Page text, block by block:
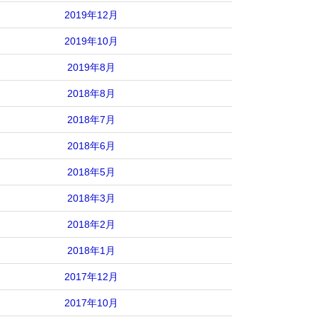
2019年12月
2019年10月
2019年8月
2018年8月
2018年7月
2018年6月
2018年5月
2018年3月
2018年2月
2018年1月
2017年12月
2017年10月